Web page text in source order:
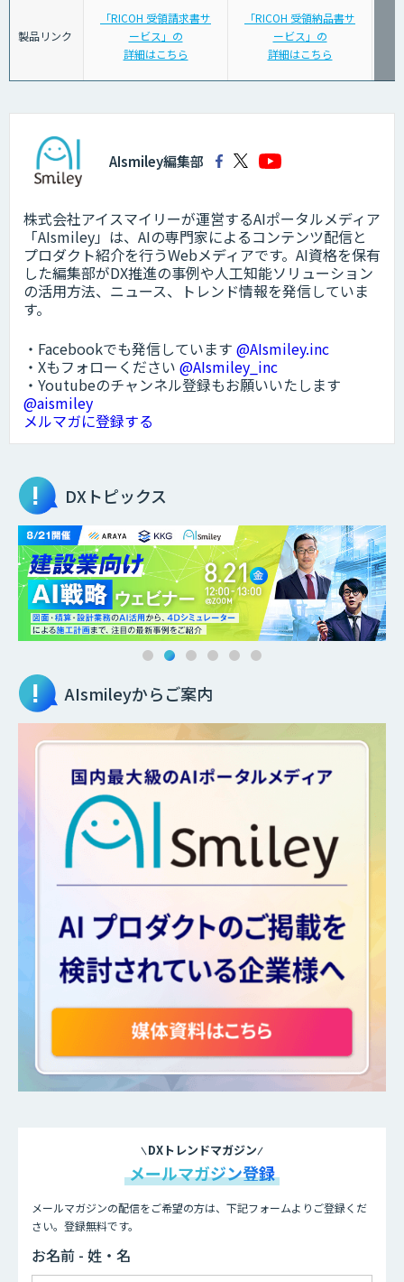
製品リンク
「RICOH 受領請求書サ
ービス」の
詳細はこちら
「RICOH 受領納品書サ
ービス」の
詳細はこちら
AIsmiley編集部
株式会社アイスマイリーが運営するAIポータルメディア
「AIsmiley」は、AIの専門家によるコンテンツ配信と
プロダクト紹介を行うWebメディアです。AI資格を保有
した編集部がDX推進の事例や人工知能ソリューション
の活用方法、ニュース、トレンド情報を発信していま
す。
・Facebookでも発信しています @AIsmiley.inc
・Xもフォローください @AIsmiley_inc
・Youtubeのチャンネル登録もお願いいたします
@aismiley
メルマガに登録する
DXトピックス
AIsmileyからご案内
DXトレンドマガジン
メールマガジン登録
メールマガジンの配信をご希望の方は、下記フォームよりご登録くだ
さい。登録無料です。
お名前 - 姓・名